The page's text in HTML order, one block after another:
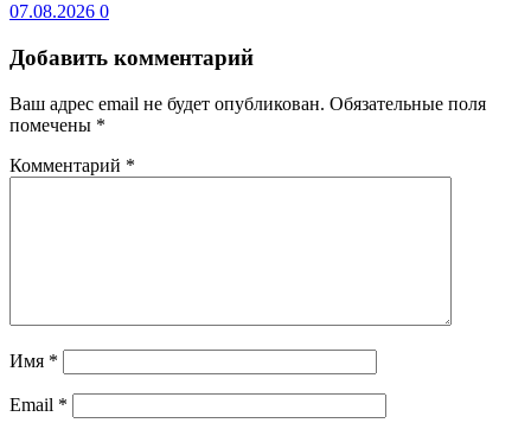
07.08.2026 0
Добавить комментарий
Ваш адрес email не будет опубликован. Обязательные поля
помечены *
Комментарий *
Имя *
Email *